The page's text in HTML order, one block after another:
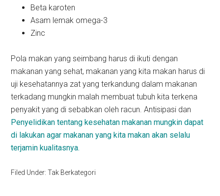
Beta karoten
Asam lemak omega-3
Zinc
Pola makan yang seimbang harus di ikuti dengan
makanan yang sehat, makanan yang kita makan harus di
uji kesehatannya zat yang terkandung dalam makanan
terkadang mungkin malah membuat tubuh kita terkena
penyakit yang di sebabkan oleh racun. Antisipasi dan
Penyelidikan tentang kesehatan makanan mungkin dapat
di lakukan agar makanan yang kita makan akan selalu
terjamin kualitasnya.
Filed Under: Tak Berkategori